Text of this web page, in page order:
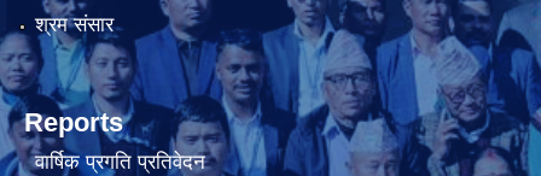
श्रम संसार
Reports
वार्षिक प्रगति प्रतिवेदन